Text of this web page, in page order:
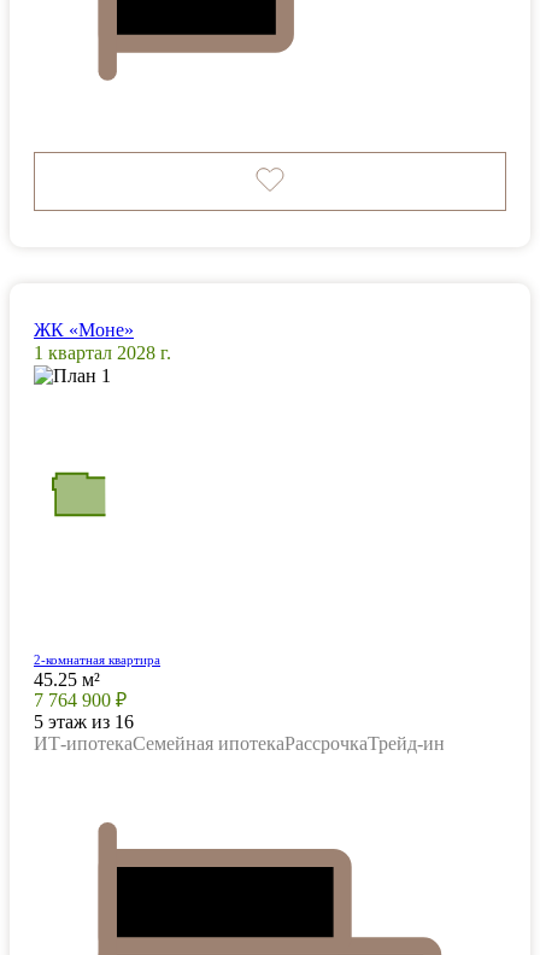
ЖК «Моне»
1 квартал 2028 г.
2-комнатная квартира
45.25 м²
7 764 900 ₽
5 этаж из 16
ИТ-ипотекаСемейная ипотекаРассрочкаТрейд-ин